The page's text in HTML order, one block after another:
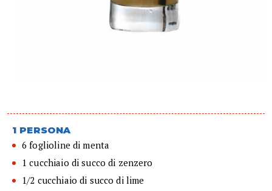
1 PERSONA
6 foglioline di menta
1 cucchiaio di succo di zenzero
1/2 cucchiaio di succo di lime